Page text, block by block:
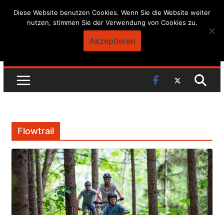
Skip
Flowtrail
Diese Website benutzen Cookies. Wenn Sie die Website weiter
nutzen, stimmen Sie der Verwendung von Cookies zu.
Akzeptieren